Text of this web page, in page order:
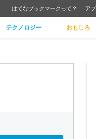
はてなブックマークって？ ア
テクノロジー おもしろ